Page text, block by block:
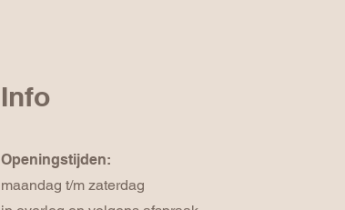
Info
Openingstijden:
maandag t/m zaterdag